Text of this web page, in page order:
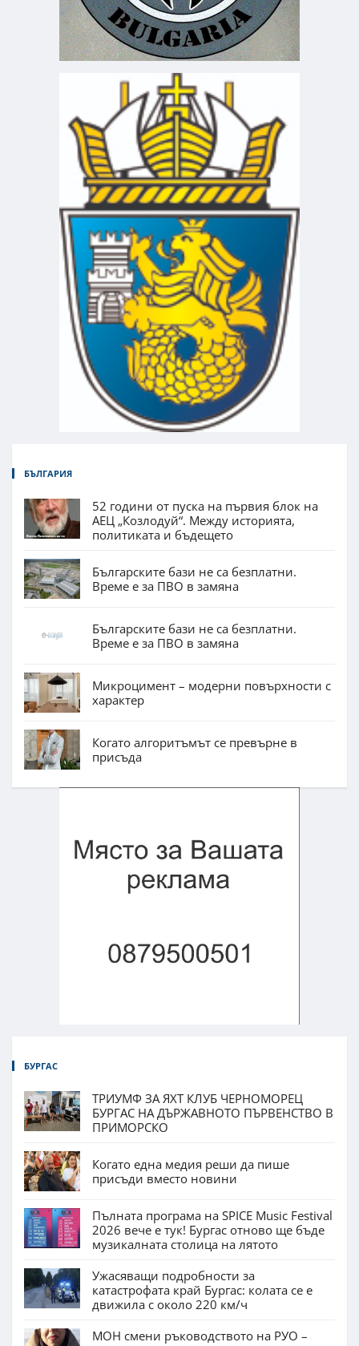
БЪЛГАРИЯ
52 години от пуска на първия блок на
АЕЦ „Козлодуй“. Между историята,
политиката и бъдещето
Българските бази не са безплатни.
Време е за ПВО в замяна
Българските бази не са безплатни.
Време е за ПВО в замяна
Микроцимент – модерни повърхности с
характер
Когато алгоритъмът се превърне в
присъда
БУРГАС
ТРИУМФ ЗА ЯХТ КЛУБ ЧЕРНОМОРЕЦ
БУРГАС НА ДЪРЖАВНОТО ПЪРВЕНСТВО В
ПРИМОРСКО
Когато една медия реши да пише
присъди вместо новини
Пълната програма на SPICE Music Festival
2026 вече е тук! Бургас отново ще бъде
музикалната столица на лятото
Ужасяващи подробности за
катастрофата край Бургас: колата се е
движила с около 220 км/ч
МОН смени ръководството на РУО –